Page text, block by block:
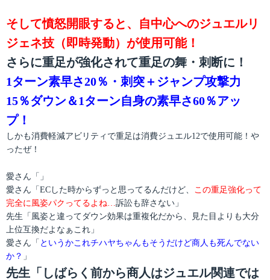
そして憤怒開眼すると、自中心へのジュエルリ
ジェネ技（即時発動）が使用可能！
さらに重足が強化されて重足の舞・刺断に！
1ターン素早さ20％・刺突＋ジャンプ攻撃力
15％ダウン＆1ターン自身の素早さ60％アッ
プ！
しかも消費軽減アビリティで重足は消費ジュエル12で使用可能！や
ったぜ！
愛さん「」
愛さん「ECした時からずっと思ってるんだけど、
この重足強化って
完全に風姿パクってるよね… 訴訟も辞さない」
先生「風姿と違ってダウン効果は重複化だから、見た目よりも大分
上位互換だよなぁこれ」
愛さん「 というかこれチハヤちゃんもそうだけど商人も死んでない
か？ 」
先生「しばらく前から商人はジュエル関連では